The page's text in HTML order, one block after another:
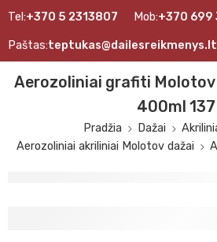
Tel:+370 5 2313807 Mob:+370 699
Paštas:teptukas@dailesreikmenys.lt
Aerozoliniai grafiti
400ml 137
Pradžia Dažai
Aerozoliniai akriliniai Molotov dažai